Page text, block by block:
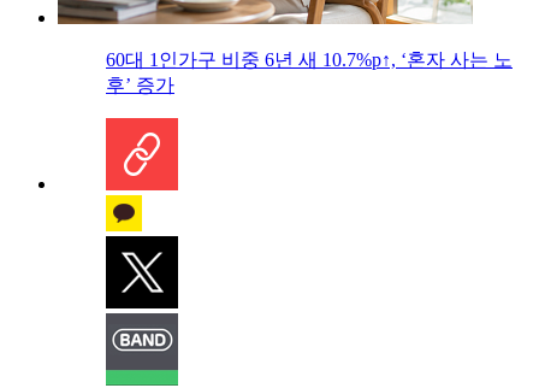
60대 1인가구 비중 6년 새 10.7%p↑, ‘혼자 사는 노
후’ 증가